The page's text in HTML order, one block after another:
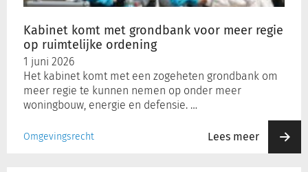
Kabinet komt met grondbank voor meer regie
op ruimtelijke ordening
1 juni 2026
Het kabinet komt met een zogeheten grondbank om
meer regie te kunnen nemen op onder meer
woningbouw, energie en defensie. …
Omgevingsrecht Lees meer
ruimtelijke
ordening